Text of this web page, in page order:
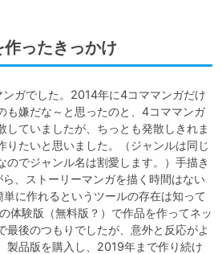
ったきっかけ
ンガでした。2014年に4コママンガだけ
も嫌だな～と思ったのと、4コママンガ
していましたが、ちっとも発散しきれま
りたいと思いました。（ジャンルは同じ
のでジャンル名は割愛します。）手描き
、ストーリーマンガを描く時間はない
に作れるというツールの存在は知って
体験版（無料版？）で作品を作ってネッ
最後のつもりでしたが、意外と反応がよ
製品版を購入し、2019年まで作り続け